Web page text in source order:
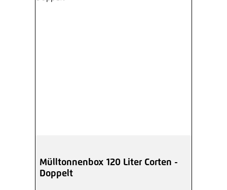
Mülltonnenbox 120 Liter Corten -
Doppelt